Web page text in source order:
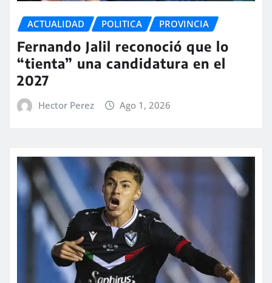
ACTUALIDAD POLITICA PROVINCIA
Fernando Jalil reconoció que lo
“tienta” una candidatura en el
2027
Hector Perez Ago 1, 2026